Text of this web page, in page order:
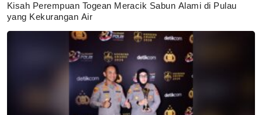
Kisah Perempuan Togean Meracik Sabun Alami di Pulau
yang Kekurangan Air